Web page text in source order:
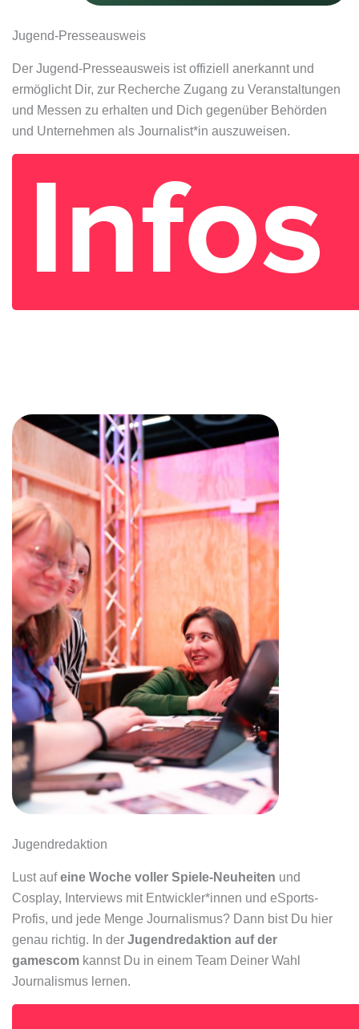
Jugend-Presseausweis
Der Jugend-Presseausweis ist offiziell anerkannt und
ermöglicht Dir, zur Recherche Zugang zu Veranstaltungen
und Messen zu erhalten und Dich gegenüber Behörden
und Unternehmen als Journalist*in auszuweisen.
Jugendredaktion
Lust aufeine Woche voller Spiele-Neuheiten und
Cosplay, Interviews mit Entwickler*innen und eSports-
Profis, und jede Menge Journalismus? Dann bist Du hier
genau richtig. In der Jugendredaktion auf der
gamescom kannst Du in einem Team Deiner Wahl
Journalismus lernen.